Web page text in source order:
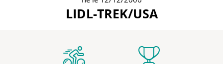
LIDL-TREK/USA